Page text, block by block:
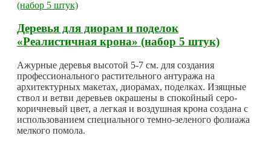
Деревья для диорам и поделок
«Реалистичная крона» (набор 5 штук)
Ажурные деревья высотой 5-7 см. для создания
профессионального растительного антуража на
архитектурных макетах, диорамах, поделках. Изящные
ствол и ветви деревьев окрашены в спокойный серо-
коричневый цвет, а легкая и воздушная крона создана с
использованием специального темно-зеленого фолиажа
мелкого помола.